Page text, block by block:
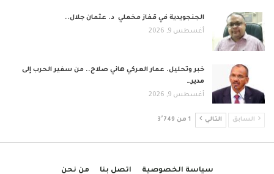
الجنجويدية في قفاز مخملي د. عثمان جلال..
أغسطس 9, 2026
خبر وتحليل. عمار العركي هاني صلاح.. من سفير الحرب إلى
مدير…
أغسطس 9, 2026
السابق التالي 1 من 3٬749
سياسة الخصوصية اتصل بنا من نحن